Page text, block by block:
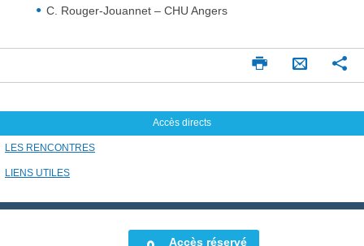
C. Rouger-Jouannet – CHU Angers
ImprimerEnvoyer
par
mail
Accès directs
LES RENCONTRES
LIENS UTILES
Accès réservé